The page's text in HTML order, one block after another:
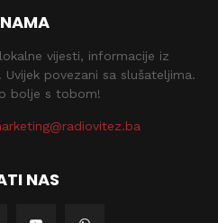
vijesti, informacije iz
povezani sa slušateljima.
bolje s tobom!
NAS